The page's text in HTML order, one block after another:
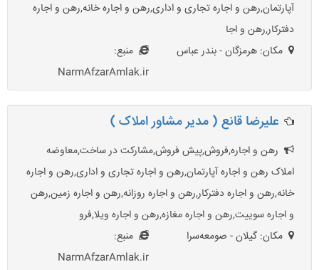
آپارتمان,رهن و اجاره تجاری و اداری,رهن و اجاره خانه,رهن و اجاره
دفترکار,رهن و اجا
مکان: هرمزگان - بندر عباس
منبع:
NarmAfzarAmlak.ir
علیرضا قانع ( مدیر مشاور املاک )
رهن و اجاره,فروش,پیش فروش,مشارکت در ساخت,معاوضه
املاک رهن و اجاره آپارتمان,رهن و اجاره تجاری و اداری,رهن و اجاره
خانه,رهن و اجاره دفترکار,رهن و اجاره روزانه,رهن و اجاره زمین,رهن
و اجاره سوییت,رهن و اجاره مغازه,رهن و اجاره ویلا,فرو
مکان: گیلان - صومعه‌سرا
منبع:
NarmAfzarAmlak.ir